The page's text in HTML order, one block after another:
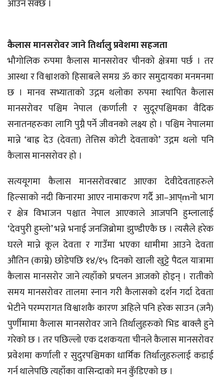
आउन सक्छ ।
कैलास मानसरोवर जाने तिर्थालु प्रवेशमा सहजता
भौगोलिक रुपमा कैलास मानसरोवर चीनको क्षेत्रमा पर्छ । तर
आस्था र विश्वाशको हिसाबले समग्र ॐ कार समुदायका मनमनमा
छ । मानव सभ्याताको उद्गम थलोका रुपमा स्थापित कैलास
मानसरोवर पश्चिम नेपाल (कर्णाली र सुदूरपश्चिमका वैदिक
सनातनहरुका लागि पुग्नै पर्ने जीवनको लक्ष्य हो । पश्चिम नेपालमा
मान्ने ‘बाह्र देउ (देवता) तेत्तिस कोटी देवताको’ उद्गम थलो पनि
कैलास मानसरोवर हो ।
सत्ययूगमा कैलास मानसरोवरबाट आएका देवीदेवताहरुले
हिल्साको नदी किनारमा आएर नामाकरण गर्दै आ–आप्mनो भाग
र क्षेत्र विभाजन पश्चात नेपाल आएकाले आजपनि हुम्लालाई
‘देवपुरी हुम्लो’ भन्ने भनाई जनजिब्रोमा झुण्डीएकै छ । त्यसैले हरेक
घरले मान्ने कूल देवता र गाउँमा भएका धामीमा आउने देवता
औतिन (काम्ने) छोडेपछि १४/१५ दिनको खाली खुट्टे पैदल यात्रामा
कैलास मानसरोर जाने त्यहाँको प्रचलन आजको होइन् । रातीको
समय मानसरोवर तालमा स्नान गरी कैलासको दर्शन गर्दा देवता
भेटीने परम्परागत विश्वाशकै कारण अहिले पनि हरेक साउन (जनै)
पुर्णीमामा कैलास मानसरोवर जाने तिर्थालुहरुको भिड बाक्लै हुने
गरेको छ । तर पछिल्लो एक दशकयता चीनले कैलास मानसरोवर
प्रवेशमा कर्णाली र सुदुरपश्चिमका धार्मिक तिर्थालुहरुलाई कडाई
गर्न थालेपछि त्यहाँका वासिन्दाको मन कुँडिएको छ ।